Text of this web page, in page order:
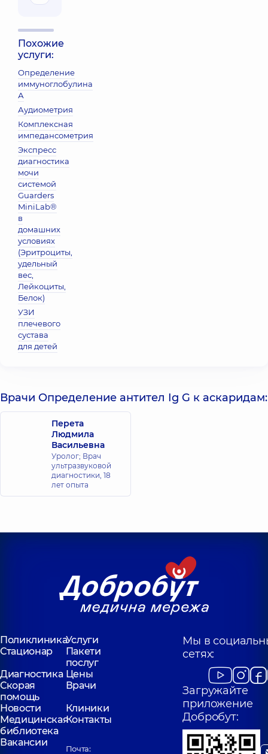
Похожие
услуги:
Определение
иммуноглобулина
А
Аудиометрия
Комплексная
импедансометрия
Экспресс
диагностика
мочи
системой
Guarders
MiniLab®
в
домашних
условиях
(Эритроциты,
удельный
вес,
Лейкоциты,
Белок)
УЗИ
плечевого
сустава
для детей
Врачи Определение антител Ig G к аскаридам:
Перета
Людмила
Васильевна
Уролог; Врач
ультразвуковой
диагностики, 18
лет опыта
ПоликлиникаУслуги
Стационар
Пакети
послуг
Диагностика Цены
Скорая
помощь
Врачи
Новости
Клиники
Медицинская
библиотека
Контакты
Вакансии
Почта:
Мы в
сетях:
Загружайте
приложение
Добробут: